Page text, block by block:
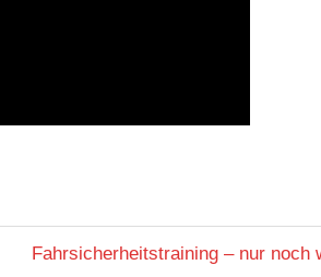
Nächster
Fahrsicherheitstraining – nur noch